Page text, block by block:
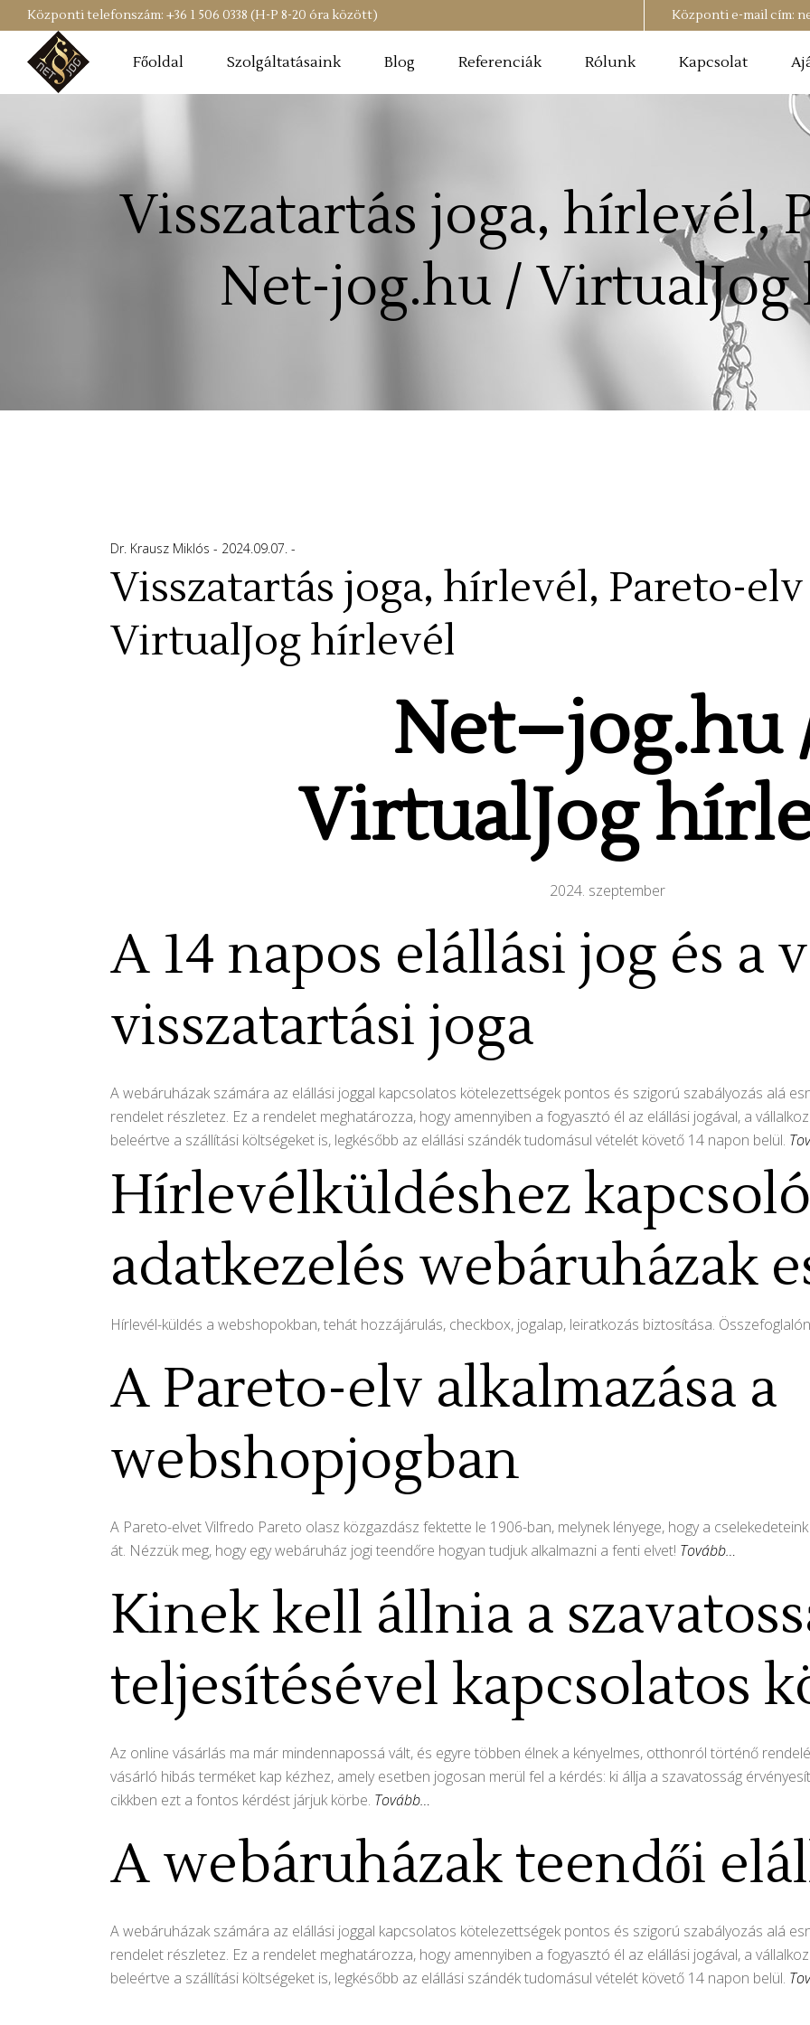
Központi telefonszám: +36 1 506 0338 (H-P 8-20 óra között) Központi e-mail cím:
Főoldal Szolgáltatásaink Blog Referenciák Rólunk Kapcsolat
Visszatartás joga, hírlevél,
Net-jog.hu /
Dr. Krausz Miklós 2024.09.07.
Visszatartás joga, hírlevél, Pareto-
VirtualJog hírlevél
Net–jog.hu
VirtualJog h
2024. szeptember
A 14 napos elállási jog és a
visszatartási joga
A webáruházak számára az elállási joggal kapcsolatos kötelezettségek pontos és szigorú szabályozás alá
rendelet részletez. Ez a rendelet meghatározza, hogy amennyiben a fogyasztó él az elállási jogával, a
beleértve a szállítási költségeket is, legkésőbb az elállási szándék tudomásul vételét követő 14 napon belül.
Hírlevélküldéshez
adatkezelés webáruházak
Hírlevél-küldés a webshopokban, tehát hozzájárulás, checkbox, jogalap, leiratkozás biztosítása.
A Pareto-elv alkalmazása a
webshopjogban
A Pareto-elvet Vilfredo Pareto olasz közgazdász fektette le 1906-ban, melynek lényege, hogy a
át. Nézzük meg, hogy egy webáruház jogi teendőre hogyan tudjuk alkalmazni a fenti elvet! Tovább…
Kinek kell állnia a
teljesítésével kapcsolatos
Az online vásárlás ma már mindennapossá vált, és egyre többen élnek a kényelmes, otthonról történő
vásárló hibás terméket kap kézhez, amely esetben jogosan merül fel a kérdés: ki állja a szavatosság
cikkben ezt a fontos kérdést járjuk körbe. Tovább…
A webáruházak teendői
A webáruházak számára az elállási joggal kapcsolatos kötelezettségek pontos és szigorú szabályozás alá
rendelet részletez. Ez a rendelet meghatározza, hogy amennyiben a fogyasztó él az elállási jogával, a
beleértve a szállítási költségeket is, legkésőbb az elállási szándék tudomásul vételét követő 14 napon belül.